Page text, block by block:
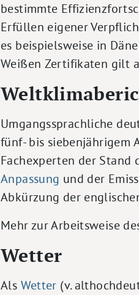
bestimmte
Erfüllen eigener
es beispielsweise in
Weißen Zertifikaten gilt
Umgangssprachliche
fünf- bis siebenjährigem
Fachexperten der Stand
Anpassung und der
Abkürzung der
Mehr zur Arbeitsweise
Wetter
Als Wetter (v.